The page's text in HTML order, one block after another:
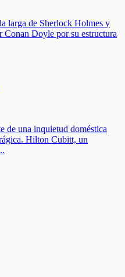
larga de Sherlock Holmes y
Conan Doyle por su estructura
de una inquietud doméstica
Hilton Cubitt, un